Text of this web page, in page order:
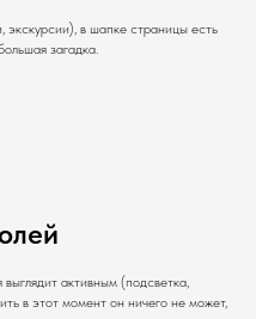
в шапке страницы есть
загадка.
активным (подсветка,
в этот момент он ничего не может,